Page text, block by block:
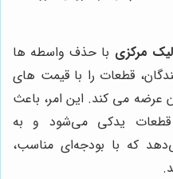
مرکزی با حذف واسطه ها
قطعات را با قیمت های
عرضه می کند. این امر، باعث
یدکی می‌شود و به
که با بودجه‌ای مناسب،